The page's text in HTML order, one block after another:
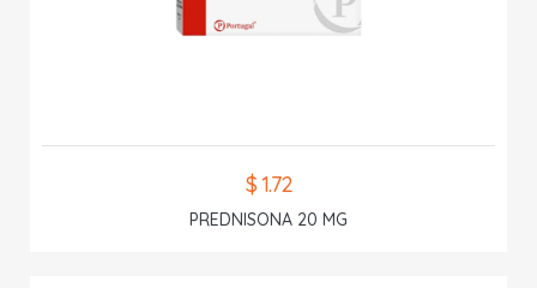
$ 1.72
PREDNISONA 20 MG